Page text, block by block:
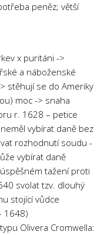
peněz; větší
x puritáni ->
a náboženské
stěhují se do Ameriky
moc -> snaha
r. 1628 – petice
vybírat daně bez
rozhodnutí soudu -
vybírat daně
tažení proti
svolat tzv. dlouhý
stojící vůdce
1648)
Olivera Cromwella: